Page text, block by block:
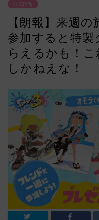
公式情報
【朗報】来週
参加すると特製
らえるかも！
しかねえな！